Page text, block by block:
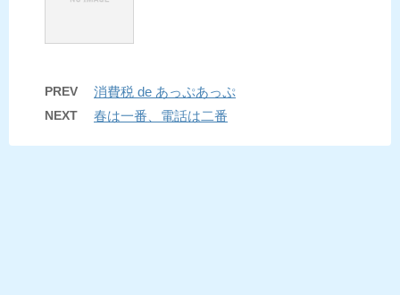
PREV 消費税 de あっぷあっぷ
NEXT 春は一番、電話は二番